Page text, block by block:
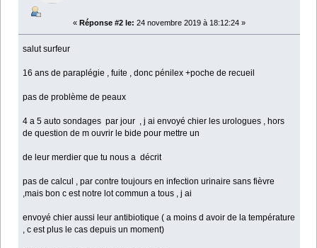
« Réponse #2 le: 24 novembre 2019 à 18:12:24 »
salut surfeur
16 ans de paraplégie , fuite , donc pénilex +poche de recueil
pas de problème de peaux
4 a 5 auto sondages par jour , j ai envoyé chier les urologues , hors
de question de m ouvrir le bide pour mettre un
de leur merdier que tu nous a décrit
pas de calcul , par contre toujours en infection urinaire sans fièvre
,mais bon c est notre lot commun a tous , j ai
envoyé chier aussi leur antibiotique ( a moins d avoir de la température
, c est plus le cas depuis un moment)